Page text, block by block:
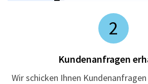
2
Kundenanfragen
Wir schicken Ihnen